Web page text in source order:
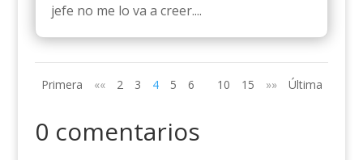
jefe no me lo va a creer....
Primera «« 2 3 4 5 6 10 15 »» Última
0 comentarios